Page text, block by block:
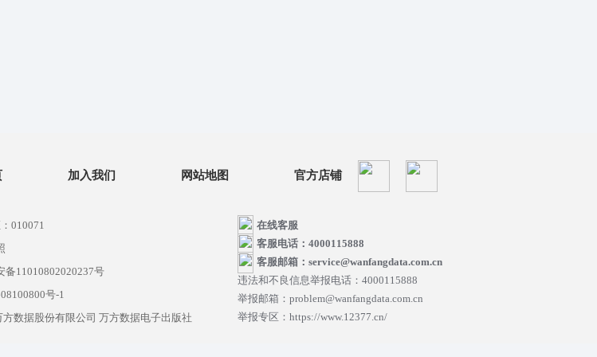
加入我们 网站地图 官方店铺
010071
备11010802020237号
号-1
数据股份有限公司 万方数据电子出版社
在线客服
客服电话：4000115888
客服邮箱：service@wanfangdata.com.cn
违法和不良信息举报电话：4000115888
举报邮箱：problem@wanfangdata.com.cn
举报专区：https://www.12377.cn/